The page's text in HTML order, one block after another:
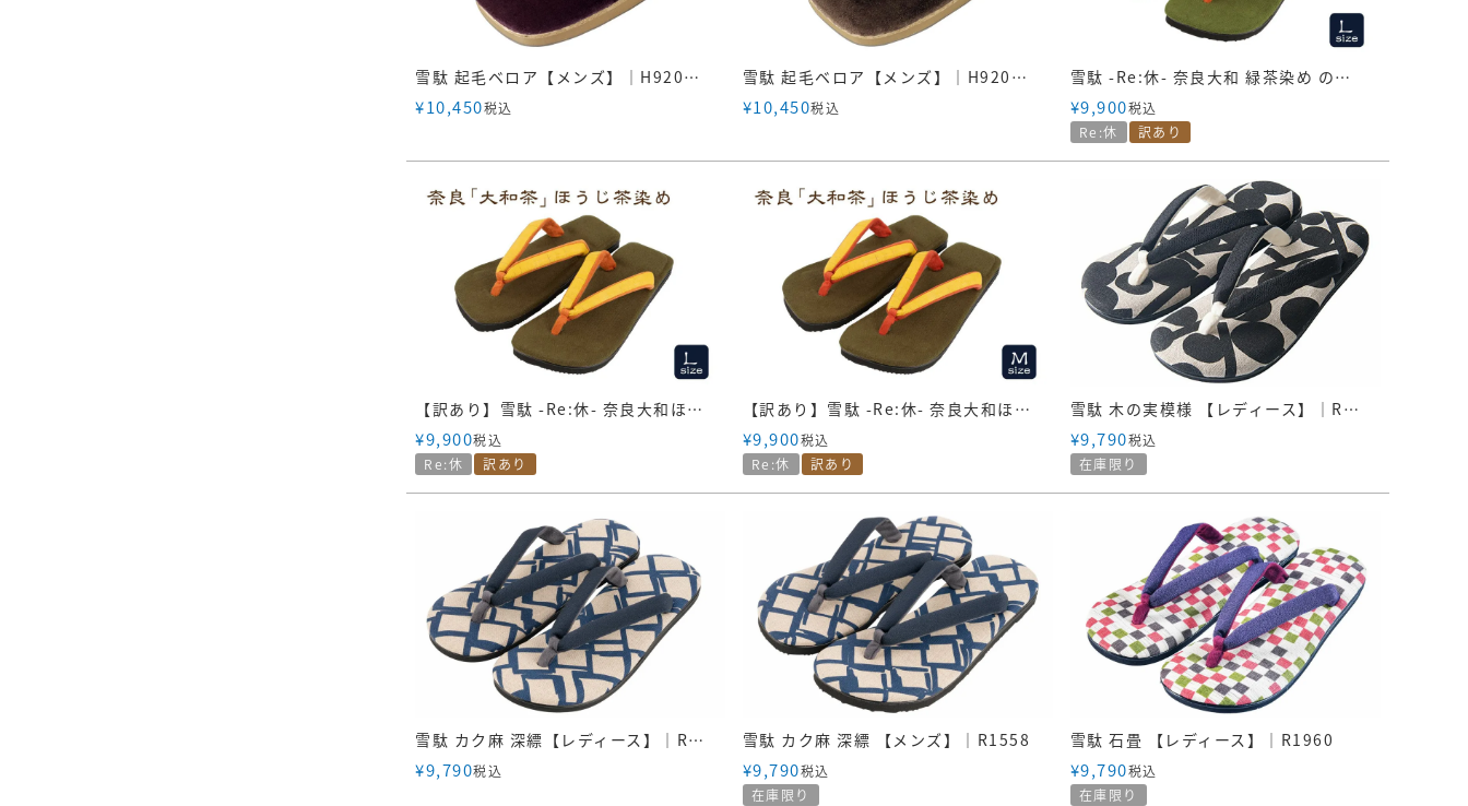
雪駄 起毛ベロア【メンズ】｜H920｜紫
¥10,450税込
雪駄 起毛ベロア【メンズ】｜H920｜焦茶
¥10,450税込
雪駄 -Re:休- 奈良大和 緑茶染め のぞき花緒 山吹麻花緒【レディース】｜R1160Z-GR-Lサイズ
¥9,900税込
Re:休
訳あり
【訳あり】雪駄 -Re:休- 奈良大和ほうじ茶染め のぞき花緒 山吹麻花緒【レディース】｜R1160Z-Lサイズ
¥9,900税込
Re:休
訳あり
【訳あり】雪駄 -Re:休- 奈良大和ほうじ茶染め のぞき花緒 山吹麻花緒【レディース】｜R1160Z-Mサイズ
¥9,900税込
Re:休
訳あり
雪駄 木の実模様 【レディース】｜R1935
¥9,790税込
在庫限り
雪駄 カク麻 深縹【レディース】｜R1936
¥9,790税込
雪駄 カク麻 深縹 【メンズ】｜R1558
¥9,790税込
在庫限り
雪駄 石畳 【レディース】｜R1960
¥9,790税込
在庫限り